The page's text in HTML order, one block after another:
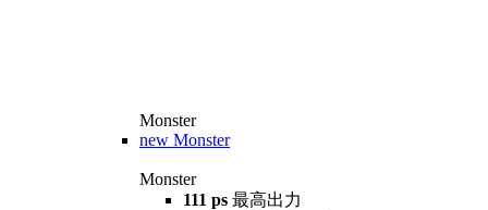
Monster
new Monster
Monster
111 ps 最高出力